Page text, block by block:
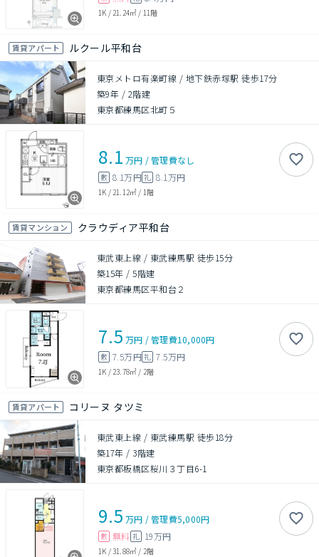
1K / 21.24㎡ / 11階
賃貸アパート ルクール平和台
東京メトロ有楽町線 / 地下鉄赤塚駅 徒歩17分
築9年 / 2階建
東京都練馬区北町５
8.1 万円 /管理費なし
敷 8.1万円礼 8.1万円
1K / 21.12㎡ / 1階
賃貸マンション クラウディア平和台
東武東上線 / 東武練馬駅 徒歩15分
築15年 /5階建
東京都練馬区平和台２
7.5 万円 /管理費10,000円
敷 7.5万円礼 7.5万円
1K / 23.78㎡ / 2階
賃貸アパート コリーヌ タツミ
東武東上線 / 東武練馬駅 徒歩18分
築17年 / 3階建
東京都板橋区桜川３丁目6-1
9.5 万円 /管理費5,000円
敷 無料 礼 19万円
1K /31.88㎡ / 2階